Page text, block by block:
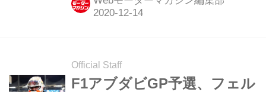
ボッタス、3位にもメルセデスのルイ
位で表彰台を逃した。
Official Staff
F1アブダビGP予選、フェル